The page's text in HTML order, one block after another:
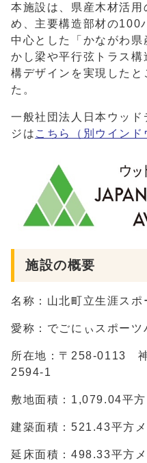
本施設は、県産木材活
め、主要構造部材の100
中心とした「かながわ
かし梁や平行弦トラス
構デザインを実現した
た。
一般社団法人日本ウッ
ジは こちら （別ウインド
施設の概要
名称：山北町立生涯スポ
愛称：でごにぃスポーツ
所在地：〒258-0113
2594-1
敷地面積：1,079.04平
建築面積：521.43平方
延床面積：498.33平方